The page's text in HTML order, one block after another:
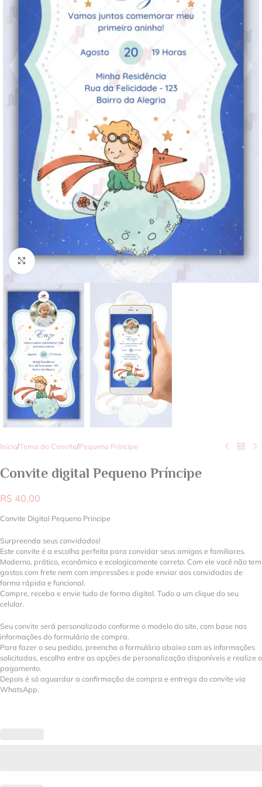
Clique para ampliar
Início/Tema do Convite/Pequeno Príncipe
Convite digital Pequeno Príncipe
R$ 40,00
Convite Digital Pequeno Principe
Surpreenda seus convidados!
Este convite é a escolha perfeita para convidar seus amigos e familiares.
Moderno, prático, econômico e ecologicamente correto. Com ele você não tem
gastos com frete nem com impressões e pode enviar aos convidados de
forma rápida e funcional.
Compre, receba e envie tudo de forma digital. Tudo a um clique do seu
celular.
Seu convite será personalizado conforme o modelo do site, com base nas
informações do formulário de compra.
Para fazer o seu pedido, preencha o formulário abaixo com as informações
solicitadas, escolha entre as opções de personalização disponíveis e realize o
pagamento.
Depois é só aguardar a confirmação de compra e entrega do convite via
WhatsApp.